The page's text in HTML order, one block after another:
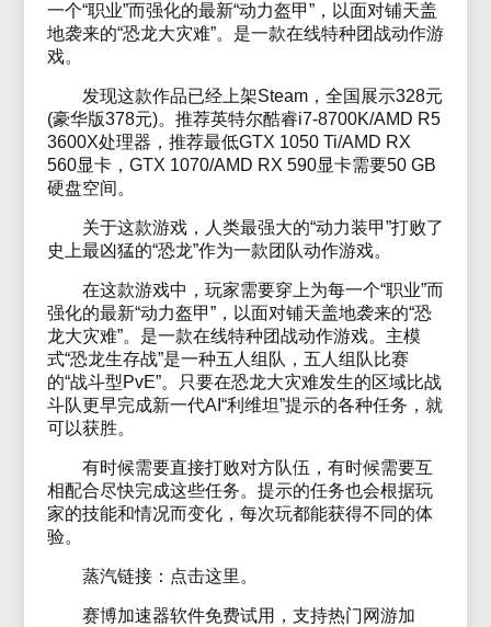
一个“职业”而强化的最新“动力盔甲”，以面对铺天盖
地袭来的“恐龙大灾难”。是一款在线特种团战动作游
戏。
发现这款作品已经上架Steam，全国展示328元
(豪华版378元)。推荐英特尔酷睿i7-8700K/AMD R5
3600X处理器，推荐最低GTX 1050 Ti/AMD RX
560显卡，GTX 1070/AMD RX 590显卡需要50 GB
硬盘空间。
关于这款游戏，人类最强大的“动力装甲”打败了
史上最凶猛的“恐龙”作为一款团队动作游戏。
在这款游戏中，玩家需要穿上为每一个“职业”而
强化的最新“动力盔甲”，以面对铺天盖地袭来的“恐
龙大灾难”。是一款在线特种团战动作游戏。主模
式“恐龙生存战”是一种五人组队，五人组队比赛
的“战斗型PvE”。只要在恐龙大灾难发生的区域比战
斗队更早完成新一代AI“利维坦”提示的各种任务，就
可以获胜。
有时候需要直接打败对方队伍，有时候需要互
相配合尽快完成这些任务。提示的任务也会根据玩
家的技能和情况而变化，每次玩都能获得不同的体
验。
蒸汽链接：点击这里。
赛博加速器软件免费试用，支持热门网游加